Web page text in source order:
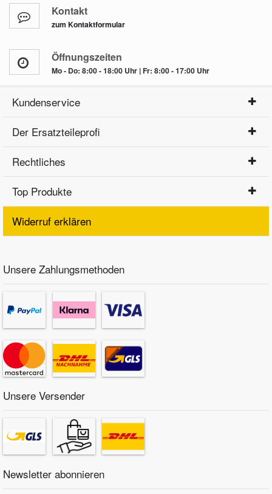
Kontakt
zum Kontaktformular
Öffnungszeiten
Mo - Do: 8:00 - 18:00 Uhr | Fr: 8:00 - 17:00 Uhr
Kundenservice
Der Ersatzteileprofi
Rechtliches
Top Produkte
Widerruf erklären
Unsere Zahlungsmethoden
Unsere Versender
Newsletter abonnieren